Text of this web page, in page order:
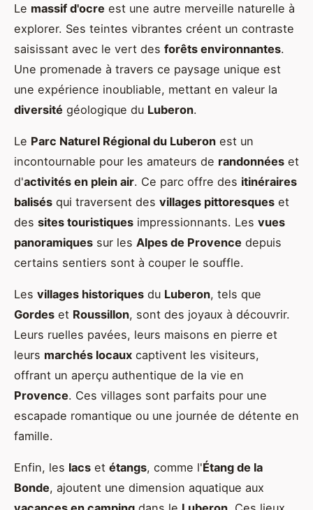
Le massif d'ocre est une autre merveille naturelle à
explorer. Ses teintes vibrantes créent un contraste
saisissant avec le vert des forêts environnantes.
Une promenade à travers ce paysage unique est
une expérience inoubliable, mettant en valeur la
diversité géologique du Luberon.
Le Parc Naturel Régional du Luberon est un
incontournable pour les amateurs de randonnées et
d'activités en plein air. Ce parc offre des itinéraires
balisés qui traversent des villages pittoresques et
des sites touristiques impressionnants. Les vues
panoramiques sur les Alpes de Provence depuis
certains sentiers sont à couper le souffle.
Les villages historiques du Luberon, tels que
Gordes et Roussillon, sont des joyaux à découvrir.
Leurs ruelles pavées, leurs maisons en pierre et
leurs marchés locaux captivent les visiteurs,
offrant un aperçu authentique de la vie en
Provence. Ces villages sont parfaits pour une
escapade romantique ou une journée de détente en
famille.
Enfin, les lacs et étangs, comme l'Étang de la
Bonde, ajoutent une dimension aquatique aux